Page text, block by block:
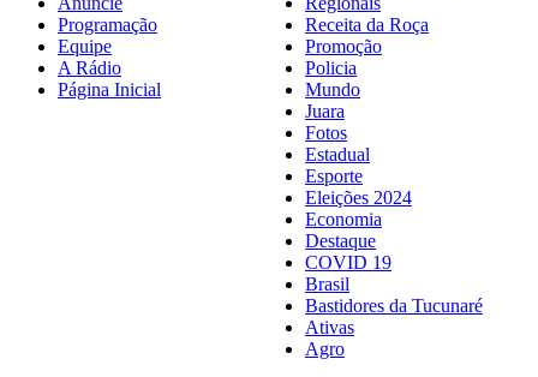
Programação
Equipe
A Rádio
Página Inicial
Receita da Roça
Promoção
Policia
Mundo
Juara
Fotos
Estadual
Esporte
Eleições 2024
Economia
Destaque
COVID 19
Brasil
Bastidores da Tucunaré
Ativas
Agro